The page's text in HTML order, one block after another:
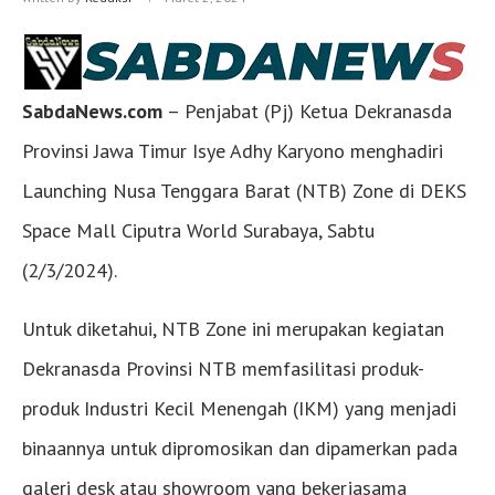
SabdaNews.com – Penjabat (Pj) Ketua Dekranasda
Provinsi Jawa Timur Isye Adhy Karyono menghadiri
Launching Nusa Tenggara Barat (NTB) Zone di DEKS
Space Mall Ciputra World Surabaya, Sabtu
(2/3/2024).
Untuk diketahui, NTB Zone ini merupakan kegiatan
Dekranasda Provinsi NTB memfasilitasi produk-
produk Industri Kecil Menengah (IKM) yang menjadi
binaannya untuk dipromosikan dan dipamerkan pada
galeri desk atau showroom yang bekerjasama